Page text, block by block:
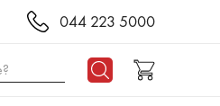
044 223 5000